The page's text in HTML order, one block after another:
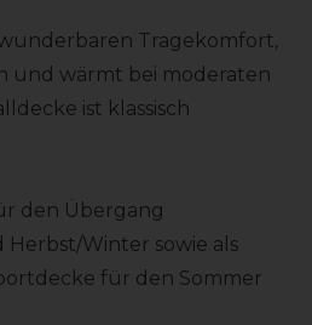
Tragekomfort,
und wärmt bei moderaten
ist klassisch
den Übergang
Winter sowie als
für den Sommer